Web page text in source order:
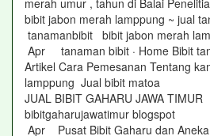
merah umur , tahun di Balai
bibit jabon merah lamppung ~ jual
tanamanbibit bibit jabon merah
Apr tanaman bibit · Home Bibit
Artikel Cara Pemesanan Tentang
lamppung Jual bibit matoa
JUAL BIBIT GAHARU JAWA TIMUR
bibitgaharujawatimur blogspot
Apr Pusat Bibit Gaharu dan